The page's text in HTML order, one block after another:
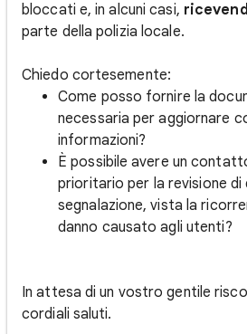
bloccati e, in alcuni casi,
parte della polizia locale.
Chiedo cortesemente:
Come posso fornire la
necessaria per aggiornare
informazioni?
È possibile avere un
prioritario per la revisione di
segnalazione, vista la
danno causato agli utenti?
In attesa di un vostro gentile
cordiali saluti.